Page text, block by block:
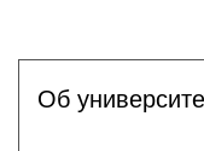
Об